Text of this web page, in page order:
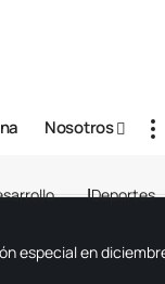
Nosotros
Deportes
especial en